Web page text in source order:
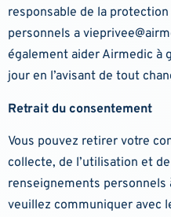
responsable de la
personnels a
également aider Airmedic à
jour en l’avisant de tout
Retrait du consentement
Vous pouvez retirer votre
collecte, de l’utilisation et
renseignements
veuillez communiquer avec